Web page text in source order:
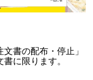
書の配布・停止」
に限ります。